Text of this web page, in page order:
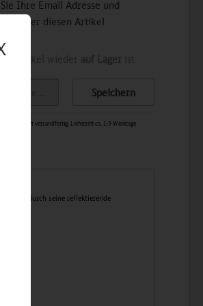
Ihre Email Adresse und
über diesen Artikel
Artikel wieder
Speichern
Sofort versandfertig, Lieferzeit ca. 1-3 Werktage
durch seine reflektierende